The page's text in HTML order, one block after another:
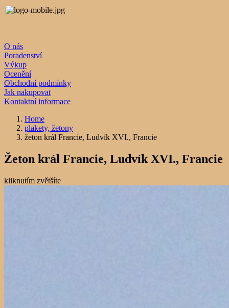
O nás
Poradenství
Výkup
Ocenění
Obchodní podmínky
Jak nakupovat
Kontaktní informace
Home
plakety, žetony
žeton král Francie, Ludvík XVI., Francie
Žeton král Francie, Ludvík XVI., Francie
kliknutím zvětšíte